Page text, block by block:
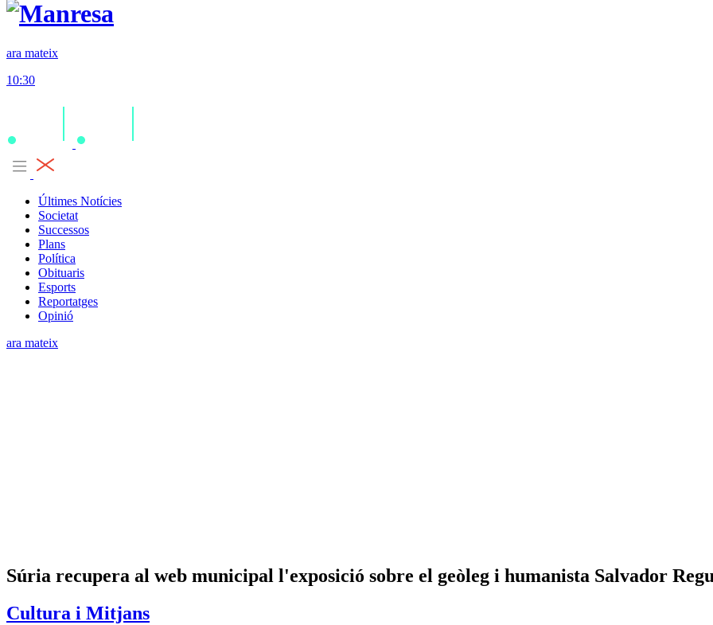
ara mateix
10:30
Últimes Notícies
Societat
Successos
Plans
Política
Obituaris
Esports
Reportatges
Opinió
ara mateix
Súria recupera al web municipal l'exposició sobre el geòleg i humanista Salvador
Cultura i Mitjans